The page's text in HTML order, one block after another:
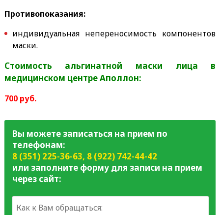
Противопоказания:
индивидуальная непереносимость компонентов
маски.
Стоимость альгинатной маски лица в
медицинском центре Аполлон:
700 руб.
Вы можете записаться на прием по
телефонам:
8 (351) 225-36-63, 8 (922) 742-44-42
или заполните форму для записи на прием
через сайт: